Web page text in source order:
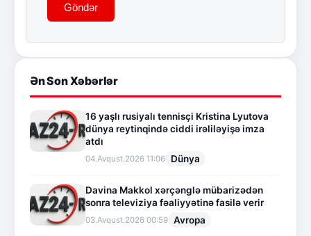
Göndər
Ən Son Xəbərlər
16 yaşlı rusiyalı tennisçi Kristina Lyutova
dünya reytinqində ciddi irəliləyişə imza
atdı
04.Avqust.2026 11:06 Dünya
Davina Makkol xərçənglə mübarizədən
sonra televiziya fəaliyyətinə fasilə verir
03.Avqust.2026 00:59 Avropa